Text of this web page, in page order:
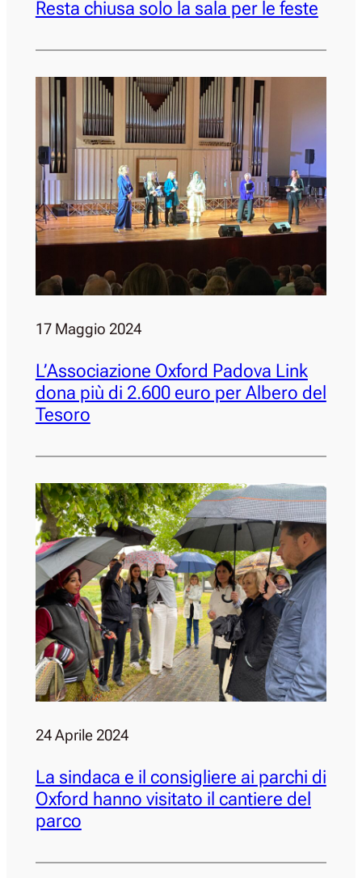
Resta chiusa solo la sala per le feste
17 Maggio 2024
L’Associazione Oxford Padova Link
dona più di 2.600 euro per Albero del
Tesoro
24 Aprile 2024
La sindaca e il consigliere ai parchi di
Oxford hanno visitato il cantiere del
parco